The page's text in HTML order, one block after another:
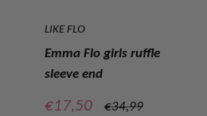
LIKE FLO
Emma Flo girls ruffle
sleeve end
Verkoopprijs
€17,50
Normale
€34,99